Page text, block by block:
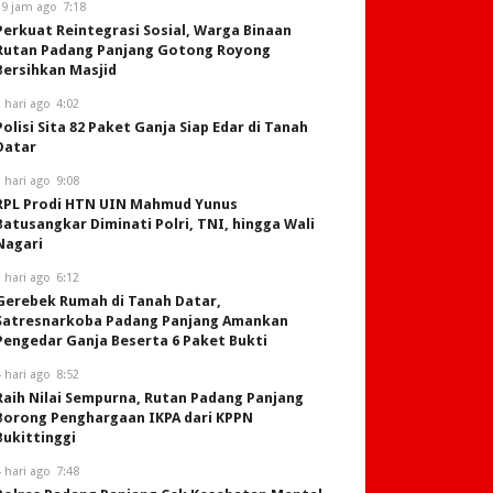
jam ago 7:18
Reintegrasi Sosial, Warga Binaan
Padang Panjang Gotong Royong
Masjid
hari ago 4:02
Sita 82 Paket Ganja Siap Edar di Tanah
hari ago 9:08
Prodi HTN UIN Mahmud Yunus
Diminati Polri, TNI, hingga Wali
hari ago 6:12
Rumah di Tanah Datar,
Padang Panjang Amankan
Ganja Beserta 6 Paket Bukti
hari ago 8:52
Nilai Sempurna, Rutan Padang Panjang
Penghargaan IKPA dari KPPN
hari ago 7:48